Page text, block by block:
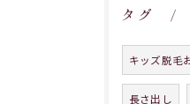
タグ
キッズ脱毛
長さ出し